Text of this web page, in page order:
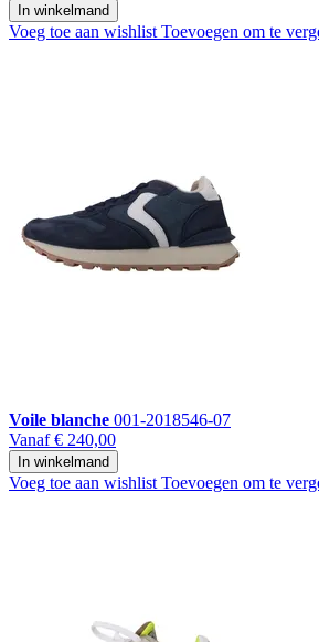
In winkelmand
Voeg toe aan wishlist Toevoegen om te
Voile blanche 001-2018546-07
Vanaf € 240,00
In winkelmand
Voeg toe aan wishlist Toevoegen om te